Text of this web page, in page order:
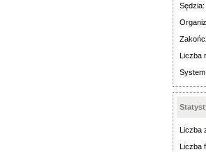
Sędzia:
Liczba
Liczba
Liczba